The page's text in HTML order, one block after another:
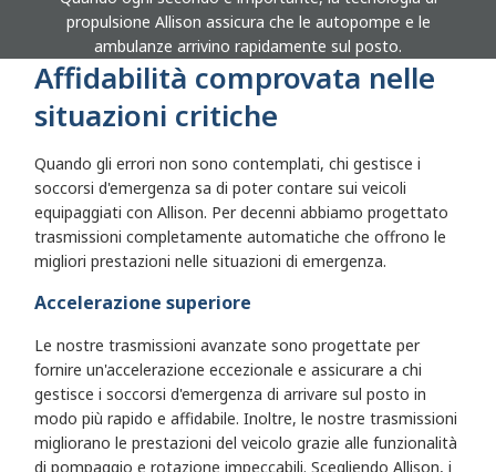
propulsione Allison assicura che le autopompe e le
ambulanze arrivino rapidamente sul posto.
Affidabilità comprovata nelle
situazioni critiche
Quando gli errori non sono contemplati, chi gestisce i
soccorsi d'emergenza sa di poter contare sui veicoli
equipaggiati con Allison. Per decenni abbiamo progettato
trasmissioni completamente automatiche che offrono le
migliori prestazioni nelle situazioni di emergenza.
Accelerazione superiore
Le nostre trasmissioni avanzate sono progettate per
fornire un'accelerazione eccezionale e assicurare a chi
gestisce i soccorsi d'emergenza di arrivare sul posto in
modo più rapido e affidabile. Inoltre, le nostre trasmissioni
migliorano le prestazioni del veicolo grazie alle funzionalità
di pompaggio e rotazione impeccabili. Scegliendo Allison, i